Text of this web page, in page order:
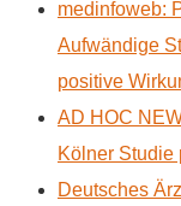
medinfoweb:
Aufwändige
positive
AD HOC
Kölner Studie
Deutsches